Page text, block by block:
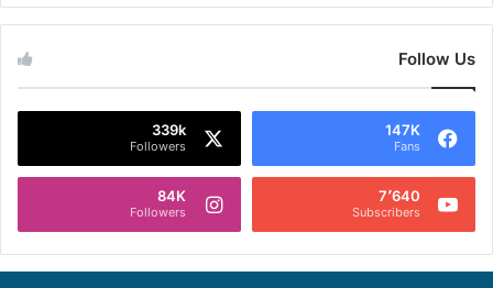
Follow Us
147K
Fans
339k
Followers
7٬640
Subscribers
84K
Followers